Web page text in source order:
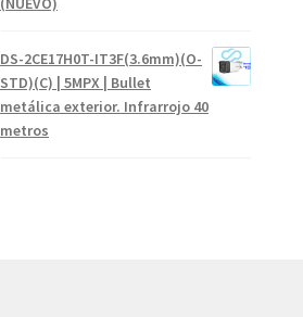
DS-2CE17H0T-IT3F(3.6mm)(O-
STD)(C) | 5MPX | Bullet
metálica exterior. Infrarrojo 40
metros